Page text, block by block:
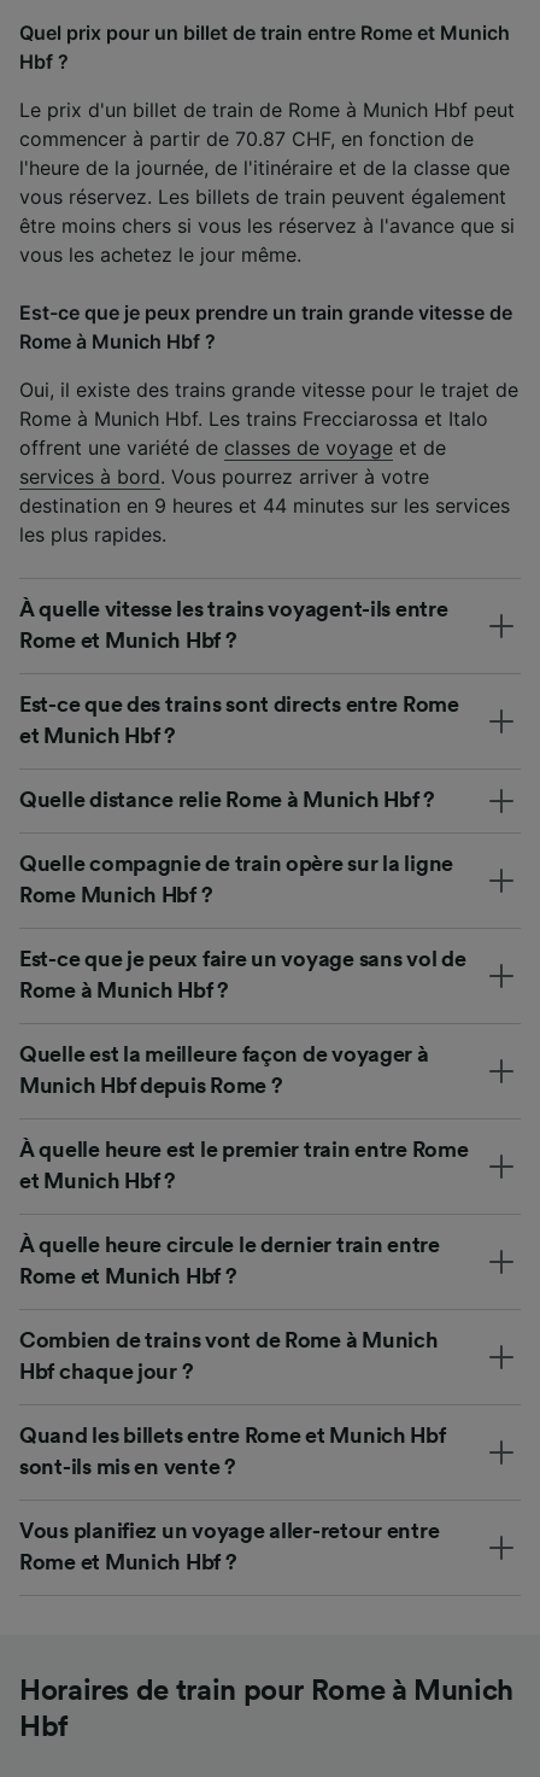
Quel prix pour un billet de train entre Rome et Munich
Hbf ?
Le prix d'un billet de train de Rome à Munich Hbf peut
commencer à partir de 70.87 CHF, en fonction de
l'heure de la journée, de l'itinéraire et de la classe que
vous réservez. Les billets de train peuvent également
être moins chers si vous les réservez à l'avance que si
vous les achetez le jour même.
Est-ce que je peux prendre un train grande vitesse de
Rome à Munich Hbf ?
Oui, il existe des trains grande vitesse pour le trajet de
Rome à Munich Hbf. Les trains Frecciarossa et Italo
offrent une variété de classes de voyage et de
services à bord. Vous pourrez arriver à votre
destination en 9 heures et 44 minutes sur les services
les plus rapides.
À quelle vitesse les trains voyagent-ils entre
Rome et Munich Hbf ?
Est-ce que des trains sont directs entre Rome
et Munich Hbf ?
Quelle distance relie Rome à Munich Hbf ?
Quelle compagnie de train opère sur la ligne
Rome Munich Hbf ?
Est-ce que je peux faire un voyage sans vol de
Rome à Munich Hbf ?
Quelle est la meilleure façon de voyager à
Munich Hbf depuis Rome ?
À quelle heure est le premier train entre Rome
et Munich Hbf ?
À quelle heure circule le dernier train entre
Rome et Munich Hbf ?
Combien de trains vont de Rome à Munich
Hbf chaque jour ?
Quand les billets entre Rome et Munich Hbf
sont-ils mis en vente ?
Vous planifiez un voyage aller-retour entre
Rome et Munich Hbf ?
Horaires de train pour Rome à Munich
Hbf